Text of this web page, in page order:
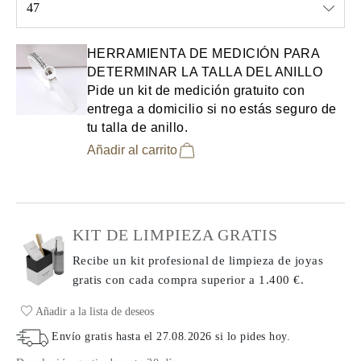
47
HERRAMIENTA DE MEDICIÓN PARA
DETERMINAR LA TALLA DEL ANILLO
Pide un kit de medición gratuito con
entrega a domicilio si no estás seguro de
tu talla de anillo.
Añadir al carrito
KIT DE LIMPIEZA GRATIS
Recibe un kit profesional de limpieza de joyas
gratis con cada comprasuperior a 1.400 €.
Añadir a la lista de deseos
Envío gratis hasta el27.08.2026 si lo pides hoy.